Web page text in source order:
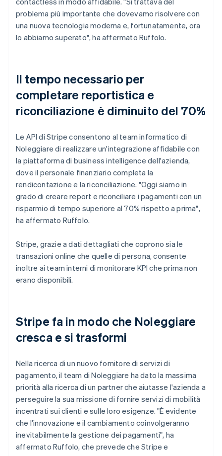
problema più importante che dovevamo risolvere con
una nuova tecnologia moderna e, fortunatamente, ora
lo abbiamo superato", ha affermato Ruffolo.
Il tempo necessario per
completare reportistica e
riconciliazione è diminuito del 70%
Le API di Stripe consentono al team informatico di
Noleggiare di realizzare un'integrazione affidabile con
la piattaforma di business intelligence dell'azienda,
dove il personale finanziario completa la
rendicontazione e la riconciliazione. "Oggi siamo in
grado di creare report e riconciliare i pagamenti con un
risparmio di tempo superiore al 70% rispetto a prima",
ha affermato Ruffolo.
Stripe, grazie a dati dettagliati che coprono sia le
transazioni online che quelle di persona, consente
inoltre ai team interni di monitorare KPI che prima non
erano disponibili.
Stripe fa in modo che Noleggiare
cresca e si trasformi
Nella ricerca di un nuovo fornitore di servizi di
pagamento, il team di Noleggiare ha dato la massima
priorità alla ricerca di un partner che aiutasse l'azienda a
perseguire la sua missione di fornire servizi di mobilità
incentrati sui clienti e sulle loro esigenze. "È evidente
che l'innovazione e il cambiamento coinvolgeranno
inevitabilmente la gestione dei pagamenti", ha
affermato Ruffolo, che prevede che Stripe e